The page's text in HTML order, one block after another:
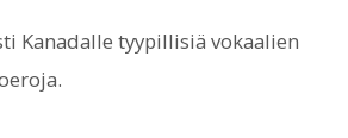
Kanadalle tyypillisiä vokaalien